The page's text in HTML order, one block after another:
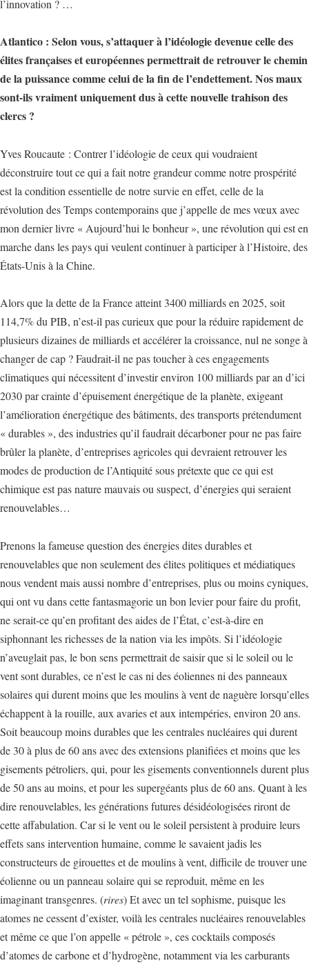
l’innovation ? …
Atlantico : Selon vous, s’attaquer à l’idéologie devenue celle des
élites françaises et européennes permettrait de retrouver le chemin
de la puissance comme celui de la fin de l’endettement. Nos maux
sont-ils vraiment uniquement dus à cette nouvelle trahison des
clercs ?
Yves Roucaute : Contrer l’idéologie de ceux qui voudraient
déconstruire tout ce qui a fait notre grandeur comme notre prospérité
est la condition essentielle de notre survie en effet, celle de la
révolution des Temps contemporains que j’appelle de mes vœux avec
mon dernier livre « Aujourd’hui le bonheur », une révolution qui est en
marche dans les pays qui veulent continuer à participer à l’Histoire, des
États-Unis à la Chine.
Alors que la dette de la France atteint 3400 milliards en 2025, soit
114,7% du PIB, n’est-il pas curieux que pour la réduire rapidement de
plusieurs dizaines de milliards et accélérer la croissance, nul ne songe à
changer de cap ? Faudrait-il ne pas toucher à ces engagements
climatiques qui nécessitent d’investir environ 100 milliards par an d’ici
2030 par crainte d’épuisement énergétique de la planète, exigeant
l’amélioration énergétique des bâtiments, des transports prétendument
« durables », des industries qu’il faudrait décarboner pour ne pas faire
brûler la planète, d’entreprises agricoles qui devraient retrouver les
modes de production de l’Antiquité sous prétexte que ce qui est
chimique est pas nature mauvais ou suspect, d’énergies qui seraient
renouvelables…
Prenons la fameuse question des énergies dites durables et
renouvelables que non seulement des élites politiques et médiatiques
nous vendent mais aussi nombre d’entreprises, plus ou moins cyniques,
qui ont vu dans cette fantasmagorie un bon levier pour faire du profit,
ne serait-ce qu’en profitant des aides de l’État, c’est-à-dire en
siphonnant les richesses de la nation via les impôts. Si l’idéologie
n’aveuglait pas, le bon sens permettrait de saisir que si le soleil ou le
vent sont durables, ce n’est le cas ni des éoliennes ni des panneaux
solaires qui durent moins que les moulins à vent de naguère lorsqu’elles
échappent à la rouille, aux avaries et aux intempéries, environ 20 ans.
Soit beaucoup moins durables que les centrales nucléaires qui durent
de 30 à plus de 60 ans avec des extensions planifiées et moins que les
gisements pétroliers, qui, pour les gisements conventionnels durent plus
de 50 ans au moins, et pour les supergéants plus de 60 ans. Quant à les
dire renouvelables, les générations futures désidéologisées riront de
cette affabulation. Car si le vent ou le soleil persistent à produire leurs
effets sans intervention humaine, comme le savaient jadis les
constructeurs de girouettes et de moulins à vent, difficile de trouver une
éolienne ou un panneau solaire qui se reproduit, même en les
imaginant transgenres. (rires) Et avec un tel sophisme, puisque les
atomes ne cessent d’exister, voilà les centrales nucléaires renouvelables
et même ce que l’on appelle « pétrole », ces cocktails composés
d’atomes de carbone et d’hydrogène, notamment via les carburants